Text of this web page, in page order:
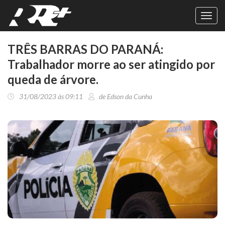
TRÊS BARRAS DO PARANÁ:
Trabalhador morre ao ser atingido por
queda de árvore.
31/08/2023 às 09:11 de Edson da Cunha